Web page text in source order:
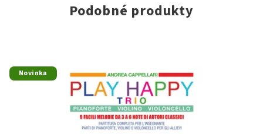
Podobné produkty
Novinka